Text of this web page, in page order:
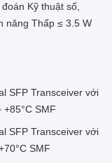
Kỹ thuật số,
năng Thấp ≤ 3.5 W
SFP Transceiver với
SMF
SFP Transceiver với
SMF